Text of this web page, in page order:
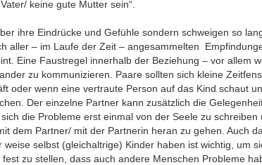
keine gute Mutter sein“.
ihre Eindrücke und Gefühle sondern schweigen so
aller – im Laufe der Zeit – angesammelten
Eine Faustregel innerhalb der Beziehung – vor allem
zu kommunizieren. Paare sollten sich kleine
oder wenn eine vertraute Person auf das Kind schaut
Der einzelne Partner kann zusätzlich die
die Probleme erst einmal von der Seele zu schreiben
dem Partner/ mit der Partnerin heran zu gehen. Auch
selbst (gleichaltrige) Kinder haben ist wichtig, um
zu stellen, dass auch andere Menschen Probleme